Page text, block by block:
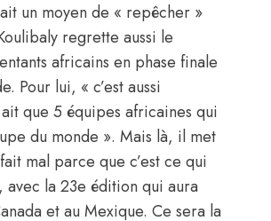
un moyen de « repêcher »
regrette aussi le
africains en phase finale
Pour lui, « c’est aussi
ait que 5 équipes africaines qui
du monde ». Mais là, il met
mal parce que c’est ce qui
la 23e édition qui aura
et au Mexique. Ce sera la